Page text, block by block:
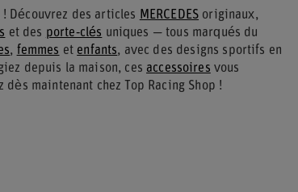
! Découvrez des articles MERCEDES originaux,
et des porte‑clés uniques — tous marqués du
, femmes et enfants, avec des designs sportifs en
depuis la maison, ces accessoires vous
maintenant chez Top Racing Shop !